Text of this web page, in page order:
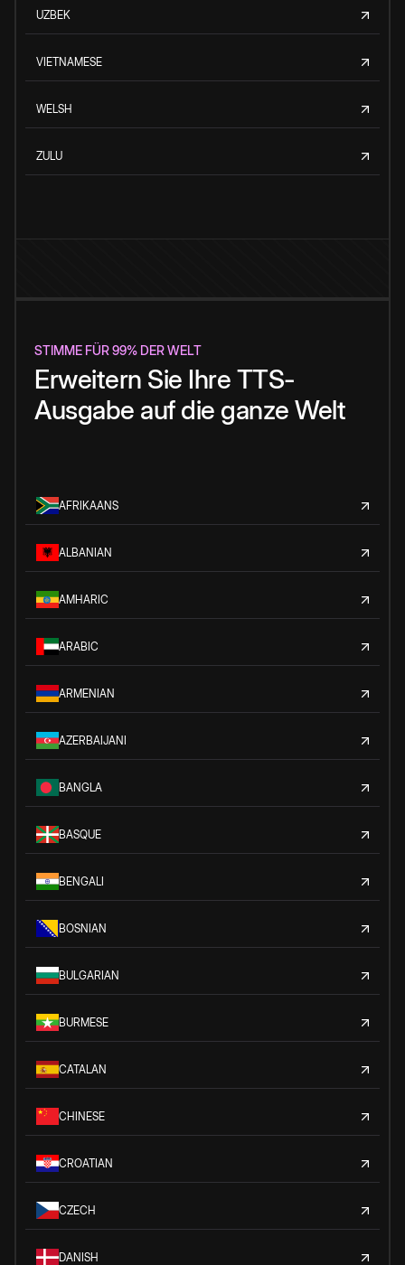
UZBEK
VIETNAMESE
WELSH
ZULU
STIMME FÜR 99% DER WELT
Erweitern Sie Ihre TTS-
Ausgabe auf die ganze Welt
AFRIKAANS
ALBANIAN
AMHARIC
ARABIC
ARMENIAN
AZERBAIJANI
BANGLA
BASQUE
BENGALI
BOSNIAN
BULGARIAN
BURMESE
CATALAN
CHINESE
CROATIAN
CZECH
DANISH